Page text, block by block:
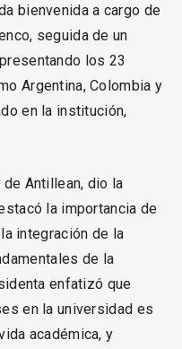
bienvenida a cargo de
seguida de un
los 23
Argentina, Colombia y
en la institución,
de Antillean, dio la
la importancia de
integración de la
de la
enfatizó que
en la universidad es
académica, y